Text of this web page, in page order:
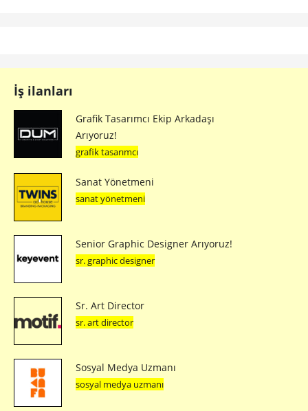
İş ilanları
Grafik Tasarımcı Ekip Arkadaşı
Arıyoruz!
grafik tasarımcı
Sanat Yönetmeni
sanat yönetmeni
Senior Graphic Designer Arıyoruz!
sr. graphic designer
Sr. Art Director
sr. art director
Sosyal Medya Uzmanı
sosyal medya uzmanı